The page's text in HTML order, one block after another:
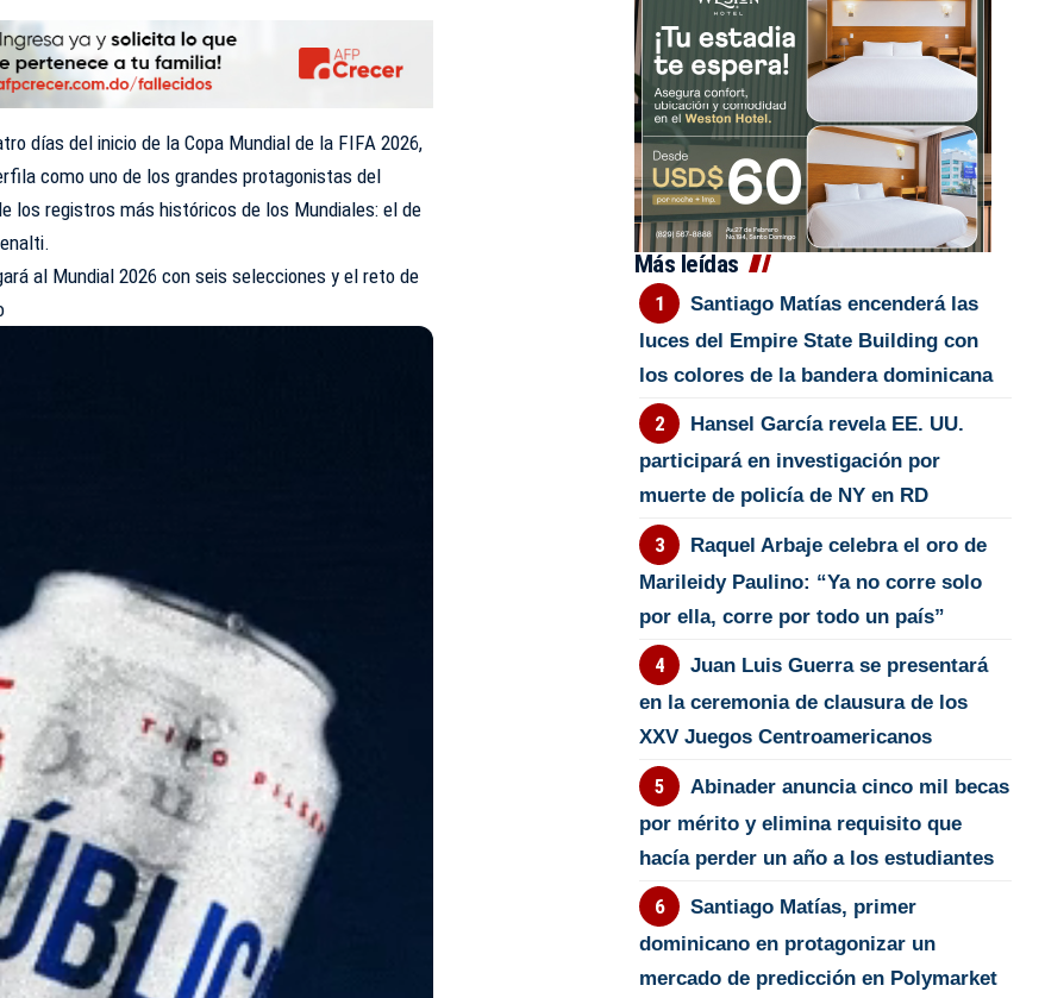
días del inicio de la Copa Mundial de la FIFA 2026,
como uno de los grandes protagonistas del
los registros más históricos de los Mundiales: el de
al Mundial 2026 con seis selecciones y el reto de
Más leídas
Santiago Matías encenderá las
luces del Empire State Building con
los colores de la bandera dominicana
Hansel García revela EE. UU.
participará en investigación por
muerte de policía de NY en RD
Raquel Arbaje celebra el oro de
Marileidy Paulino: “Ya no corre solo
por ella, corre por todo un país”
Juan Luis Guerra se presentará
en la ceremonia de clausura de los
XXV Juegos Centroamericanos
Abinader anuncia cinco mil becas
por mérito y elimina requisito que
hacía perder un año a los estudiantes
Santiago Matías, primer
dominicano en protagonizar un
mercado de predicción en Polymarket